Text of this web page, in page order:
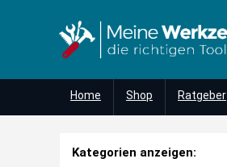
Home Shop Ratgeber
Kategorien anzeigen: